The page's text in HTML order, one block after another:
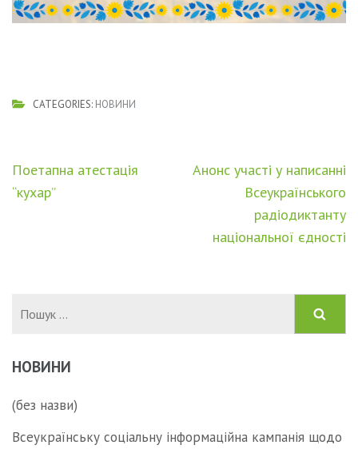
CATEGORIES: НОВИНИ
Навігація
записів
Поетапна атестація
“кухар”
Анонс участі у написанні
Всеукраїнського
радіодиктанту
національної єдності
НОВИНИ
(без назви)
Всеукраїнську соціальну інформаційна кампанія щодо